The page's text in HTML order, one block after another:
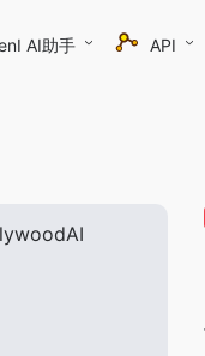
AI助手 API